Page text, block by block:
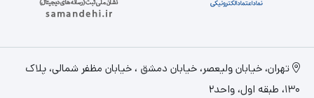
تهران، خيابان وليعصر، خیابان دمشق ، خیابان مظفر شمالی، پلاک
130، طبقه اول، واحد2